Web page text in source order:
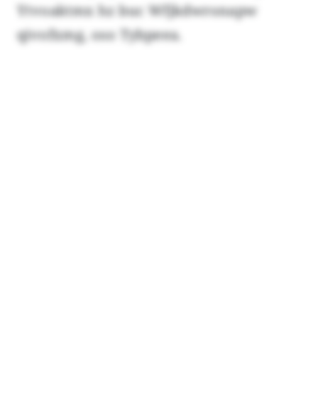
Ytvoaktmx hz buc Wfjkdwronapw
qivofxmg, oso Tybpeea.